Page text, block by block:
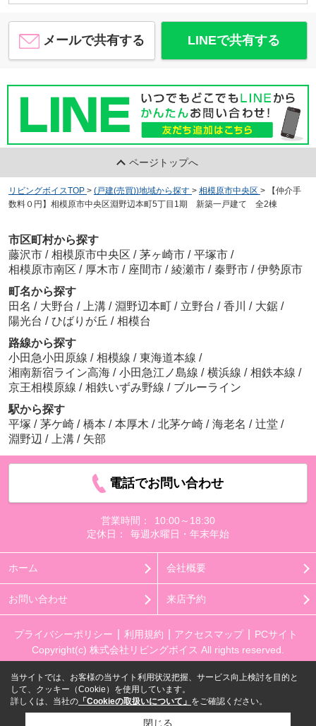
メールで共有する LINEで共有する
ページトップへ
リビングボイスTOP > (戸建(売買))地域から探す > 相模原市中央区 >
【仲介手
数料０円】相模原市中央区淵野辺本町5丁目1期 新築一戸建て 全2棟
市区町村から探す
藤沢市 / 相模原市中央区 / 茅ヶ崎市 / 平塚市 /
相模原市南区 / 厚木市 / 座間市 / 綾瀬市 / 秦野市 / 伊勢原市
町名から探す
田名 / 大野台 / 上溝 / 淵野辺本町 / 立野台 / 香川 / 大鋸 /
陽光台 / ひばりが丘 / 相模台
路線から探す
小田急小田原線 / 相模線 / 東海道本線 /
湘南新宿ライン高海 / 小田急江ノ島線 / 横浜線 / 相鉄本線 /
京王相模原線 / 相鉄いずみ野線 / ブルーライン
駅から探す
平塚 / 茅ケ崎 / 橋本 / 本厚木 / 北茅ケ崎 / 海老名 / 辻堂 /
淵野辺 / 上溝 / 矢部
電話でお問い合わせ
営業時間：
10:00～18:30
定休日：
毎週水曜日・年末年始
ホーム 会社概要
お問い合わせ 来店予約
プライバシーポリシー 利用規約 アクセスマップ
PCサイト
Copyright(c) 株式会社リビングボイス All rights reserved.
当サイトでは、お客様の当サイト利用状況把握、サービス向上検討を目的と
して、クッキー（Cookie）を使用しています。
詳しくは、当社の 「Cookieの取扱いについて」 をご確認ください。
閉じる